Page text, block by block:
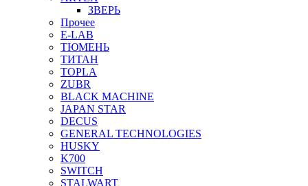
ЗВЕРЬ
Прочее
E-LAB
ТЮМЕНЬ
ТИТАН
TOPLA
ZUBR
BLACK MACHINE
JAPAN STAR
DECUS
GENERAL TECHNOLOGIES
HUSKY
K700
SWITCH
STALWART